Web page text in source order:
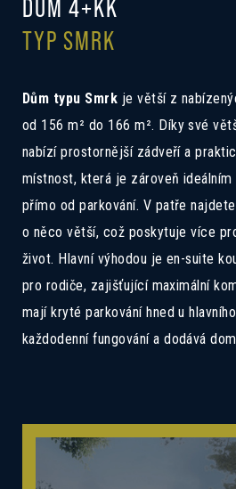
DŮM 4+KK
TYP SMRK
Dům typu Smrk je větší z
od 156 m² do 166 m². Díky své
nabízí prostornější zádveří a
místnost, která je zároveň ideálním
přímo od parkování. V patře
o něco větší, což poskytuje více
život. Hlavní výhodou je en-suite
pro rodiče, zajišťující maximální
mají kryté parkování hned u
každodenní fungování a dodává